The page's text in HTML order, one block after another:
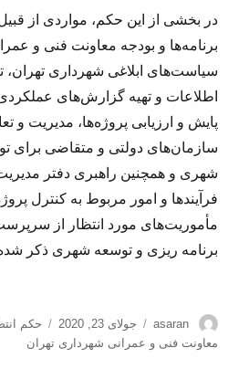
در بخشی از این حکم، مواردی از
برنامه‌ها و بودجه معاونت فنی و
سیاست‌های ابلاغی شهرداری تهران،
اطلاعات و تهیه گزارش‌های
پایش و ارزیابی پروژه‌ها، مدیریت و
سازمان‌های دولتی و متقاضی برای
شهری و همچنین راهبری دفتر مدیریت
فرآیندها و امور مربوط به کنترل
مأموریت‌های مورد انتظار از
برنامه ریزی و توسعه شهری ذکر
نویسنده
asaran
ارسال
شده
جولای 23, 2020 حکم
معاونت فنی و عمرانی شهرداری تهران